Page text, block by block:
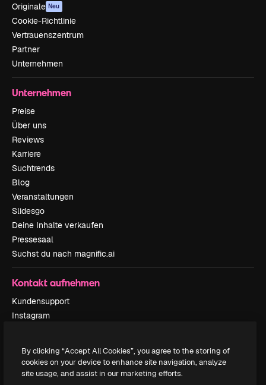
Originale Neu
Cookie-Richtlinie
Vertrauenszentrum
Partner
Unternehmen
Unternehmen
Preise
Über uns
Reviews
Karriere
Suchtrends
Blog
Veranstaltungen
Slidesgo
Deine Inhalte verkaufen
Pressesaal
Suchst du nach magnific.ai
Kontakt aufnehmen
Kundensupport
Instagram
TikTok
Discord
By clicking “Accept All Cookies”, you agree to the storing of
cookies on your device to enhance site navigation, analyze
site usage, and assist in our marketing efforts.